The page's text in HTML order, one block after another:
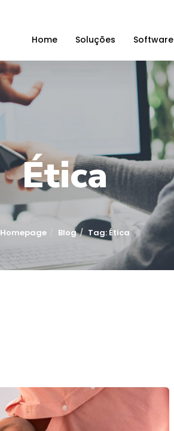
Home Soluções Software
Ética
Homepage Blog Tag: Ética